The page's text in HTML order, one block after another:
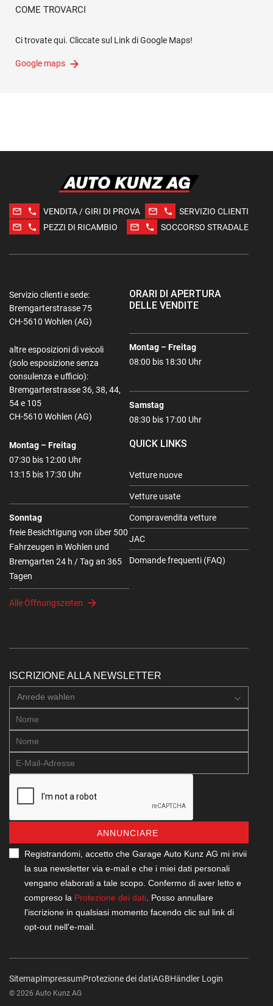
COME TROVARCI
Ci trovate qui. Cliccate sul Link di Google Maps!
Google maps
mail_outline phone VENDITA / GIRI DI PROVA mail_outline phone
SERVIZIO CLIENTI
mail_outline
phone PEZZI DI RICAMBIO mail_outline phone SOCCORSO STRADALE
Servizio clienti e sede:
Bremgarterstrasse 75
CH-5610 Wohlen (AG)
altre esposizioni di veicoli
(solo esposizione senza
consulenza e ufficio):
Bremgarterstrasse 36, 38, 44,
54 e 105
CH-5610 Wohlen (AG)
ORARI DI APERTURA
DELLE VENDITE
Montag – Freitag
08:00 bis 18:30 Uhr
Samstag
08:30 bis 17:00 Uhr
Montag – Freitag
07:30 bis 12:00 Uhr
13:15 bis 17:30 Uhr
Sonntag
freie Besichtigung von über 500
Fahrzeugen in Wohlen und
Bremgarten 24 h / Tag an 365
Tagen
Alle Öffnungszeiten
QUICK LINKS
Vetture nuove
Vetture usate
Compravendita vetture
JAC
Domande frequenti (FAQ)
ISCRIZIONE ALLA NEWSLETTER
Anrede wahlen
ANNUNCIARE
Registrandomi, accetto che Garage Auto Kunz AG mi invii
la sua newsletter via e-mail e che i miei dati personali
vengano elaborati a tale scopo. Confermo di aver letto e
compreso la Protezione dei dati. Posso annullare
l'iscrizione in qualsiasi momento facendo clic sul link di
opt-out nell'e-mail.
SitemapImpressumProtezione dei datiAGBHändler Login
© 2026 Auto Kunz AG